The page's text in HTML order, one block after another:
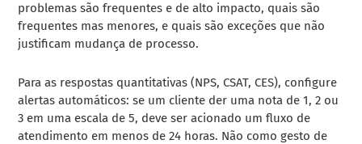
problemas são frequentes e de alto impacto, quais são
frequentes mas menores, e quais são exceções que não
justificam mudança de processo.
Para as respostas quantitativas (NPS, CSAT, CES), configure
alertas automáticos: se um cliente der uma nota de 1, 2 ou
3 em uma escala de 5, deve ser acionado um fluxo de
atendimento em menos de 24 horas. Não como gesto de